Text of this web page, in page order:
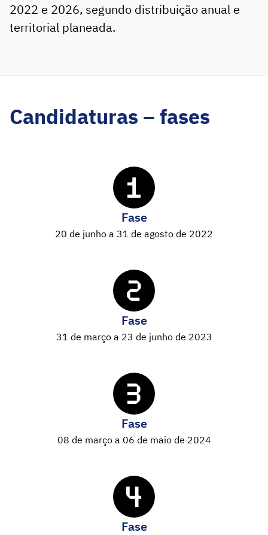
2022 e 2026, segundo distribuição anual e
territorial planeada.
Candidaturas – fases
Fase
20 de junho a 31 de agosto de 2022
Fase
31 de março a 23 de junho de 2023
Fase
08 de março a 06 de maio de 2024
Fase